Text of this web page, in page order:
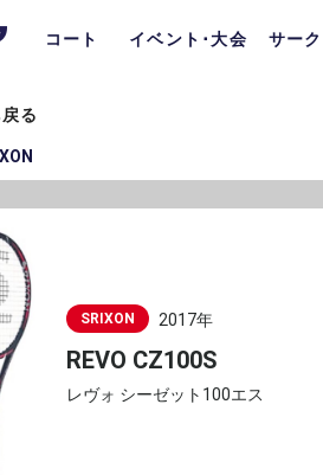
コート イベント･大会 サー
る
SRIXON 2017年
REVO CZ100S
レヴォ シーゼット100エス